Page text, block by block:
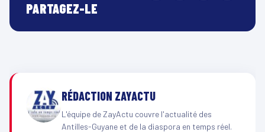
PARTAGEZ-LE
RÉDACTION ZAYACTU
L'équipe de ZayActu couvre l'actualité des
Antilles-Guyane et de la diaspora en temps réel.